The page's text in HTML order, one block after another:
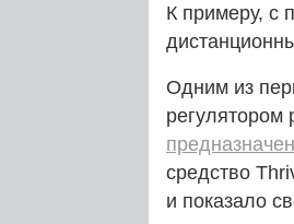
К примеру, с
Одним из
регулятором
средство
и показало